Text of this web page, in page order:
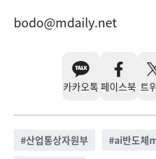
bodo@mdaily.net
카카오톡 페이스북 트
#산업통상자원부 #ai반도체